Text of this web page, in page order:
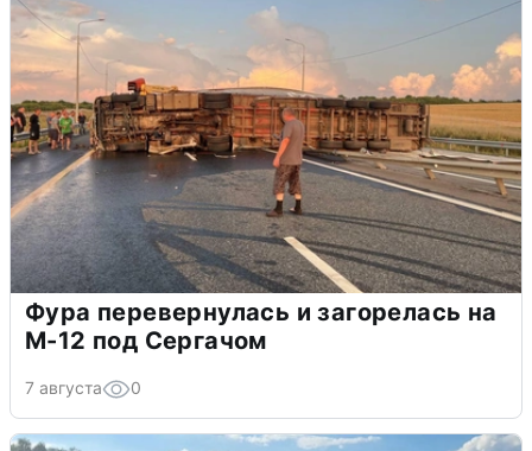
Фура перевернулась и загорелась на
М-12 под Сергачом
7 августа 0